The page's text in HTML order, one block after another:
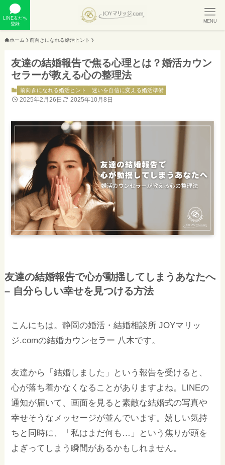
LINE友だち
登録
MENU
ホーム 前向きになれる婚活ヒント
友達の結婚報告で焦る心理とは？婚活カウン
セラーが教える心の整理法
前向きになれる婚活ヒント 迷いを自信に変える婚活準備
2025年2月26日 2025年10月8日
友達の結婚報告で心が動揺してしまうあなたへ
– 自分らしい幸せを見つける方法
こんにちは。静岡の婚活・結婚相談所 JOYマリッ
ジ.comの結婚カウンセラー 八木です。
友達から「結婚しました」という報告を受けると、
心が落ち着かなくなることがありますよね。LINEの
通知が届いて、画面を見ると素敵な結婚式の写真や
幸せそうなメッセージが並んでいます。嬉しい気持
ちと同時に、「私はまだ何も…」という焦りが頭を
よぎってしまう瞬間があるかもしれません。